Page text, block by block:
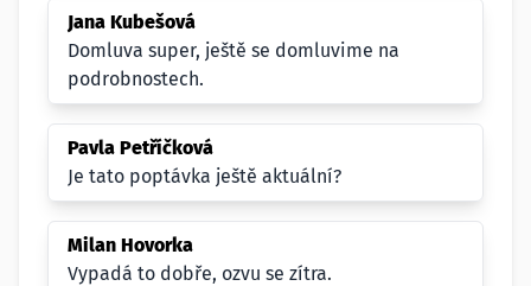
Jana Kubešová
Domluva super, ještě se domluvime na
podrobnostech.
Pavla Petříčková
Je tato poptávka ještě aktuální?
Milan Hovorka
Vypadá to dobře, ozvu se zítra.